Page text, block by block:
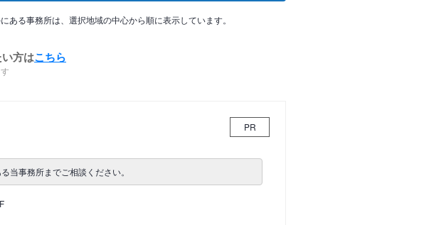
る事務所は、選択地域の中心から順に表示しています。
方はこちら
PR
当事務所までご相談ください。